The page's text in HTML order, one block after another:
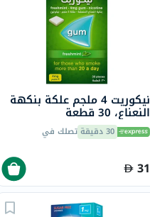
نيكوريت 4 ملجم علكة بنكهة
النعناع، ​​30 قطعة
30 دقيقة تصلك في
31